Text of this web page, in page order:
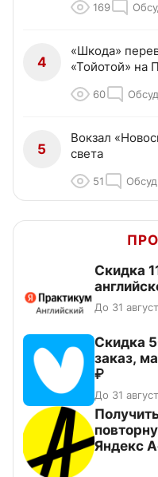
169
4
«Шкода»
«Тойотой» на
60
5
Вокзал
света
51
Скидка
До 31
Скидка
заказ,
₽
До 31
Яндекс